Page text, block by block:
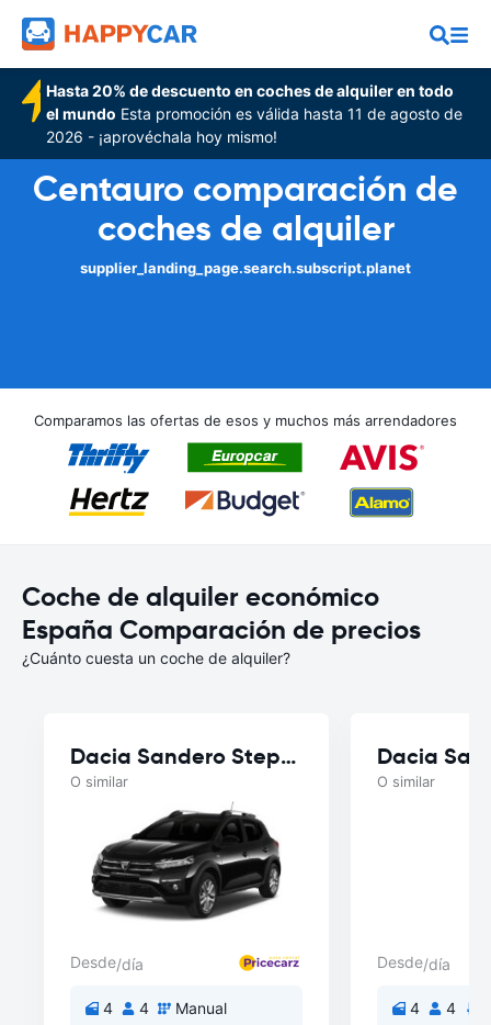
Hasta 20% de descuento en coches de alquiler en todo
el mundo Esta promoción es válida hasta 11 de agosto de
2026 - ¡aprovéchala hoy mismo!
Centauro comparación de
coches de alquiler
supplier_landing_page.search.subscript.planet
Comparamos las ofertas de esos y muchos más arrendadores
Coche de alquiler económico
España Comparación de precios
¿Cuánto cuesta un coche de alquiler?
Dacia Sandero Stepway
O similar
Desde/día
4 4 Manual
Dacia
O similar
Desde/día
4 4